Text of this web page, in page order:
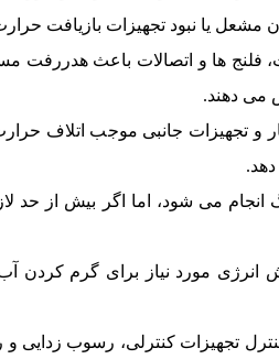
مشعل یا نبود تجهیزات بازیافت
فلنج ها و اتصالات باعث
می دهند.
و تجهیزات جانبی موجب اتلاف
انجام می شود، اما اگر بیش از حد
انرژی مورد نیاز برای گرم کردن
تجهیزات کنترلی، رسوب زدایی و